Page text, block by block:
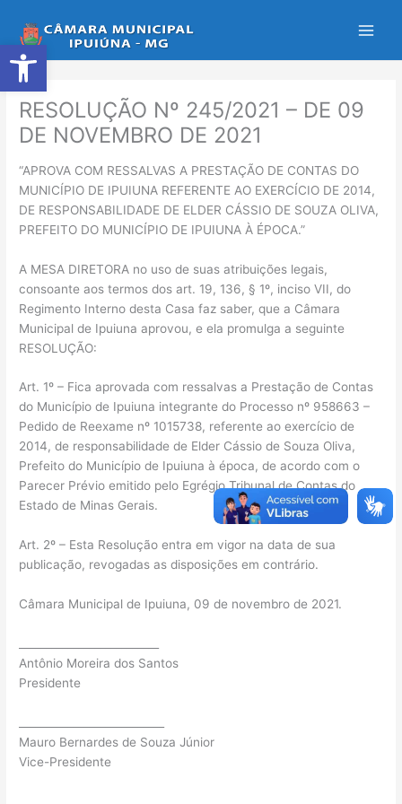
Abrir a barra de ferramentas
para
o
conteúdo
RESOLUÇÃO Nº 245/2021 – DE 09
DE NOVEMBRO DE 2021
“APROVA COM RESSALVAS A PRESTAÇÃO DE CONTAS DO
MUNICÍPIO DE IPUIUNA REFERENTE AO EXERCÍCIO DE 2014,
DE RESPONSABILIDADE DE ELDER CÁSSIO DE SOUZA OLIVA,
PREFEITO DO MUNICÍPIO DE IPUIUNA À ÉPOCA.”
A MESA DIRETORA no uso de suas atribuições legais,
consoante aos termos dos art. 19, 136, § 1º, inciso VII, do
Regimento Interno desta Casa faz saber, que a Câmara
Municipal de Ipuiuna aprovou, e ela promulga a seguinte
RESOLUÇÃO:
Art. 1º – Fica aprovada com ressalvas a Prestação de Contas
do Município de Ipuiuna integrante do Processo nº 958663 –
Pedido de Reexame nº 1015738, referente ao exercício de
2014, de responsabilidade de Elder Cássio de Souza Oliva,
Prefeito do Município de Ipuiuna à época, de acordo com o
Parecer Prévio emitido pelo Egrégio Tribunal de Contas do
Estado de Minas Gerais.
Art. 2º – Esta Resolução entra em vigor na data de sua
publicação, revogadas as disposições em contrário.
Câmara Municipal de Ipuiuna, 09 de novembro de 2021.
Antônio Moreira dos Santos
Presidente
Mauro Bernardes de Souza Júnior
Vice-Presidente